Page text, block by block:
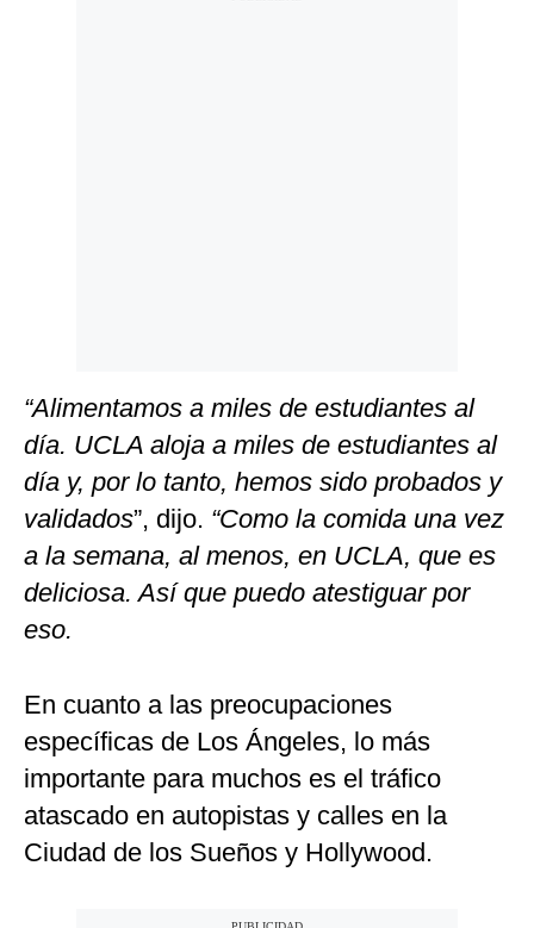
“Alimentamos a miles de estudiantes al
día. UCLA aloja a miles de estudiantes al
día y, por lo tanto, hemos sido probados y
validados”, dijo. “Como la comida una vez
a la semana, al menos, en UCLA, que es
deliciosa. Así que puedo atestiguar por
eso.
En cuanto a las preocupaciones
específicas de Los Ángeles, lo más
importante para muchos es el tráfico
atascado en autopistas y calles en la
Ciudad de los Sueños y Hollywood.